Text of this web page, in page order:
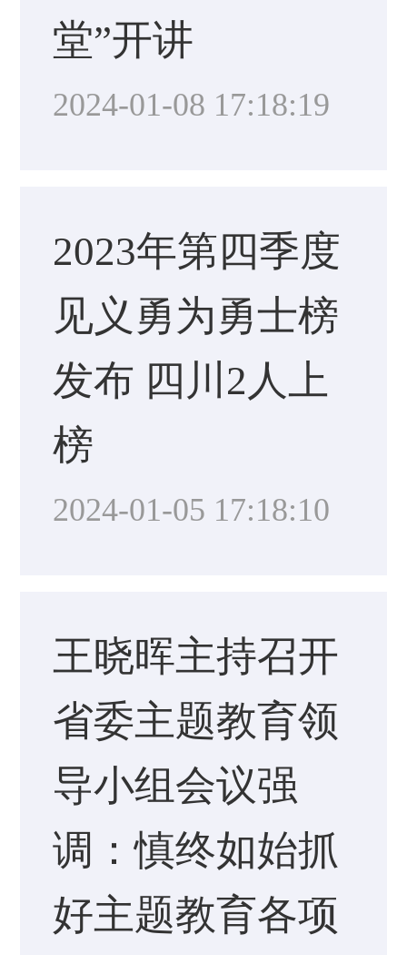
堂”开讲
2024-01-08 17:18:19
2023年第四季度
见义勇为勇士榜
发布 四川2人上
榜
2024-01-05 17:18:10
王晓晖主持召开
省委主题教育领
导小组会议强
调：慎终如始抓
好主题教育各项